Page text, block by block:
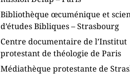
Bibliothèque œcuménique et
d’études Bibliques – Strasbourg
Centre documentaire de l’Institut
protestant de théologie de Paris
Médiathèque protestante de